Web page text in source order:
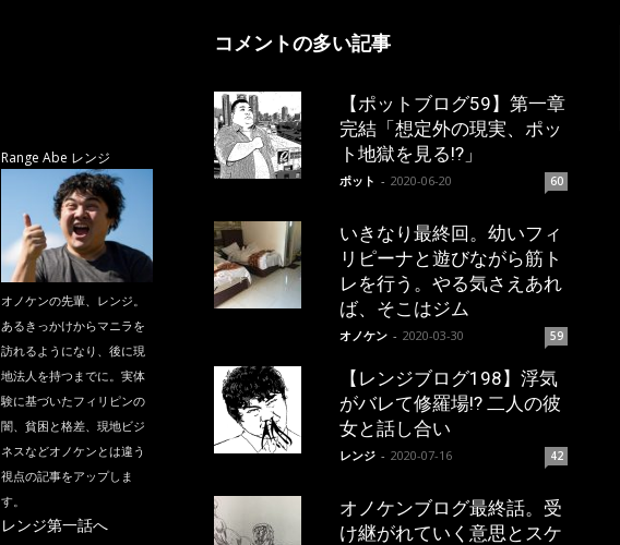
Range Abe レンジ
オノケンの先輩、レンジ。
あるきっかけからマニラを
訪れるようになり、後に現
地法人を持つまでに。実体
験に基づいたフィリピンの
闇、貧困と格差、現地ビジ
ネスなどオノケンとは違う
視点の記事をアップしま
す。
レンジ第一話へ
コメントの多い記事
【ポットブログ59】第一章
完結「想定外の現実、ポッ
ト地獄を見る!?」
ポット - 2020-06-20 60
いきなり最終回。幼いフィ
リピーナと遊びながら筋ト
レを行う。やる気さえあれ
ば、そこはジム
オノケン - 2020-03-30 59
【レンジブログ198】浮気
がバレて修羅場!? 二人の彼
女と話し合い
レンジ - 2020-07-16 42
オノケンブログ最終話。受
け継がれていく意思とスケ